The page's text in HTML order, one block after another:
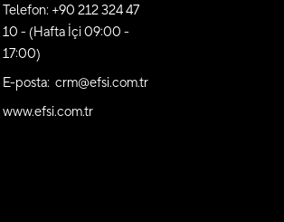
Telefon: +90 212 324 47
10 - (Hafta İçi 09:00 -
17:00)
E-posta: crm@efsi.com.tr
www.efsi.com.tr